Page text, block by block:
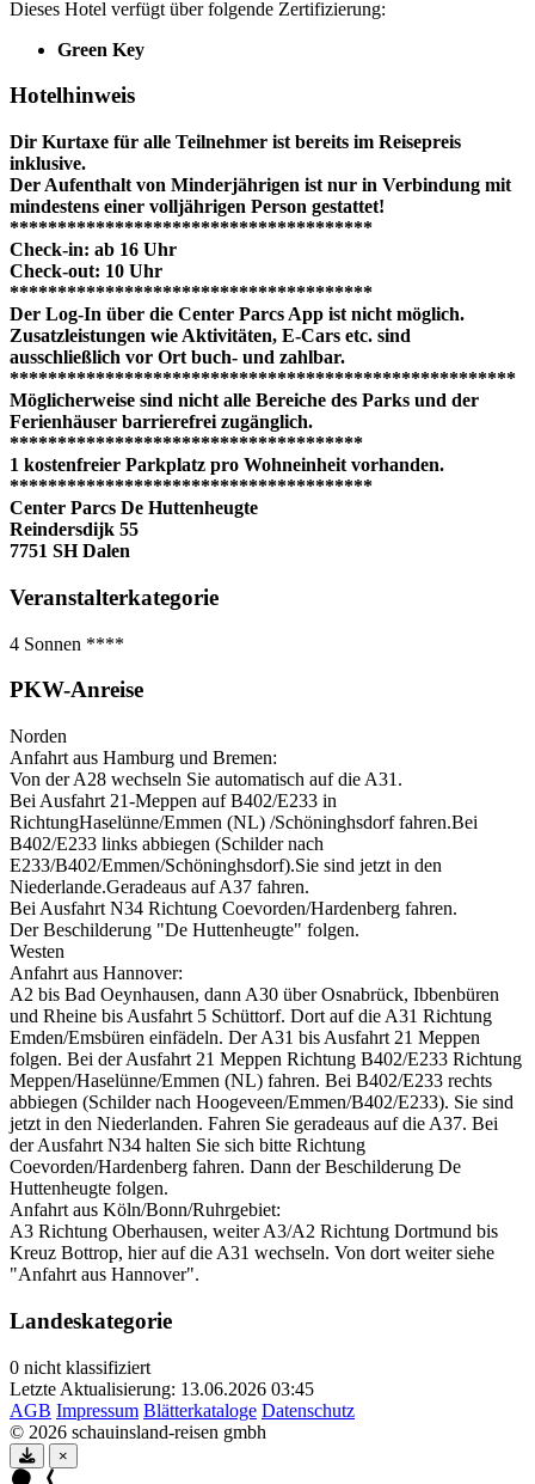
Dieses Hotel verfügt über folgende Zertifizierung:
Green Key
Hotelhinweis
Dir Kurtaxe für alle Teilnehmer ist bereits im Reisepreis
inklusive.
Der Aufenthalt von Minderjährigen ist nur in Verbindung mit
mindestens einer volljährigen Person gestattet!
**************************************
Check-in: ab 16 Uhr
Check-out: 10 Uhr
**************************************
Der Log-In über die Center Parcs App ist nicht möglich.
Zusatzleistungen wie Aktivitäten, E-Cars etc. sind
ausschließlich vor Ort buch- und zahlbar.
*****************************************************
Möglicherweise sind nicht alle Bereiche des Parks und der
Ferienhäuser barrierefrei zugänglich.
*************************************
1 kostenfreier Parkplatz pro Wohneinheit vorhanden.
**************************************
Center Parcs De Huttenheugte
Reindersdijk 55
7751 SH Dalen
Veranstalterkategorie
4 Sonnen ****
PKW-Anreise
Norden
Anfahrt aus Hamburg und Bremen:
Von der A28 wechseln Sie automatisch auf die A31.
Bei Ausfahrt 21-Meppen auf B402/E233 in
RichtungHaselünne/Emmen (NL) /Schöninghsdorf fahren.Bei
B402/E233 links abbiegen (Schilder nach
E233/B402/Emmen/Schöninghsdorf).Sie sind jetzt in den
Niederlande.Geradeaus auf A37 fahren.
Bei Ausfahrt N34 Richtung Coevorden/Hardenberg fahren.
Der Beschilderung "De Huttenheugte" folgen.
Westen
Anfahrt aus Hannover:
A2 bis Bad Oeynhausen, dann A30 über Osnabrück, Ibbenbüren
und Rheine bis Ausfahrt 5 Schüttorf. Dort auf die A31 Richtung
Emden/Emsbüren einfädeln. Der A31 bis Ausfahrt 21 Meppen
folgen. Bei der Ausfahrt 21 Meppen Richtung B402/E233 Richtung
Meppen/Haselünne/Emmen (NL) fahren. Bei B402/E233 rechts
abbiegen (Schilder nach Hoogeveen/Emmen/B402/E233). Sie sind
jetzt in den Niederlanden. Fahren Sie geradeaus auf die A37. Bei
der Ausfahrt N34 halten Sie sich bitte Richtung
Coevorden/Hardenberg fahren. Dann der Beschilderung De
Huttenheugte folgen.
Anfahrt aus Köln/Bonn/Ruhrgebiet:
A3 Richtung Oberhausen, weiter A3/A2 Richtung Dortmund bis
Kreuz Bottrop, hier auf die A31 wechseln. Von dort weiter siehe
"Anfahrt aus Hannover".
Landeskategorie
0 nicht klassifiziert
Letzte Aktualisierung: 13.06.2026 03:45
AGB Impressum Blätterkataloge Datenschutz
© 2026 schauinsland-reisen gmbh
×